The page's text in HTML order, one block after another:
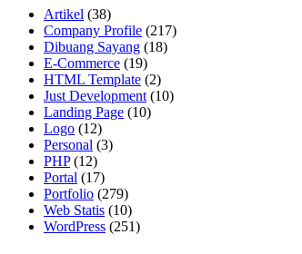
Artikel (38)
Company Profile (217)
Dibuang Sayang (18)
E-Commerce (19)
HTML Template (2)
Just Development (10)
Landing Page (10)
Logo (12)
Personal (3)
PHP(12)
Portal (17)
Portfolio (279)
Web Statis (10)
WordPress (251)